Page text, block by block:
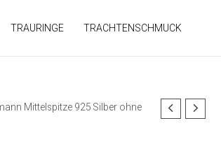
TRAURINGE TRACHTENSCHMUCK
Mittelspitze 925 Silber ohne